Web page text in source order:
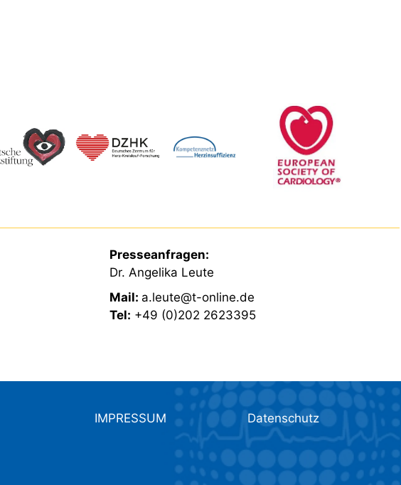
Presseanfragen:
Dr. Angelika Leute
Mail: a.leute@t-online.de
Tel: +49 (0)202 2623395
IMPRESSUM Datenschutz